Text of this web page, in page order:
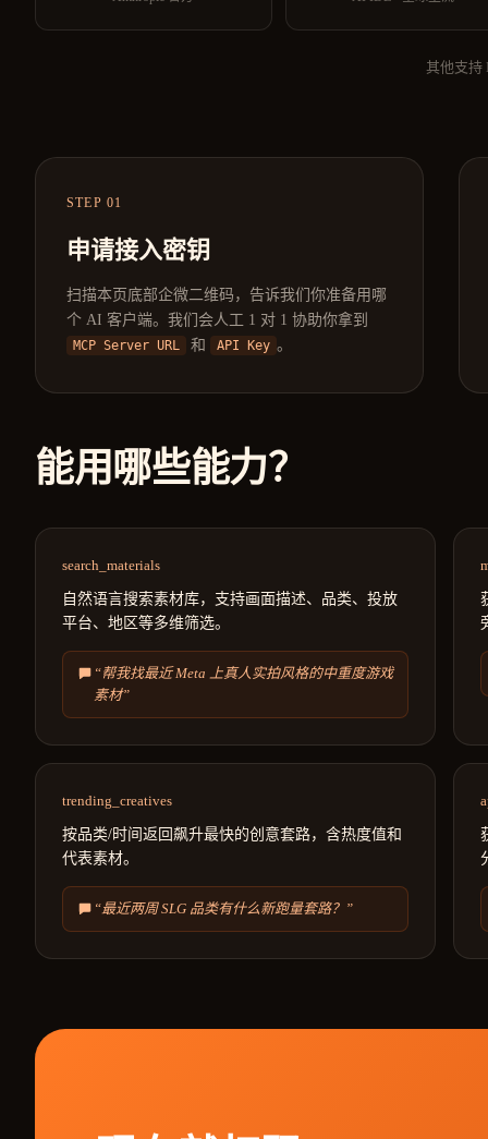
其他支持
STEP 01
申请接入密钥
扫描本页底部企微二维码，告诉我们你准备用哪
个 AI 客户端。我们会人工 1 对 1 协助你拿到
MCP Server URL 和 API Key 。
能用哪些能力？
search_materials
自然语言搜索素材库，支持画面描述、品类、投放
平台、地区等多维筛选。
“帮我找最近 Meta 上真人实拍风格的中重度游戏
素材”
trending_creatives
按品类/时间返回飙升最快的创意套路，含热度值和
代表素材。
“最近两周 SLG 品类有什么新跑量套路？”